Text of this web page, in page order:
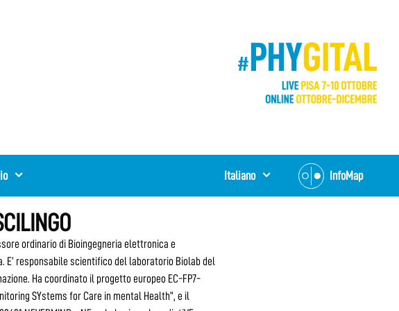
InfoMap
Italiano
ordinario di Bioingegneria elettronica e
E’ responsabile scientifico del laboratorio Biolab del
Ha coordinato il progetto europeo EC-FP7-
SYstems for Care in mental Health”, e il